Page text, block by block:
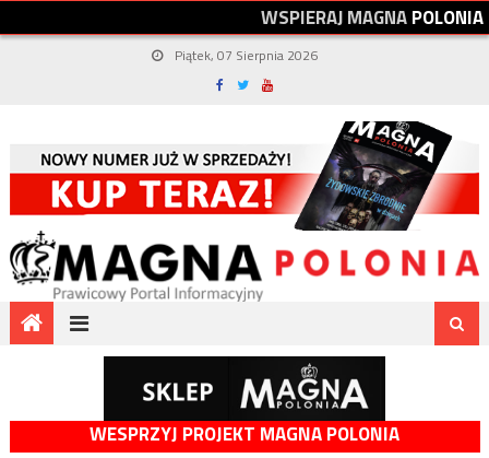
WSPIERAJMAGNAPOLONIA
Piątek, 07 Sierpnia 2026
WESPRZYJ PROJEKT MAGNA POLONIA